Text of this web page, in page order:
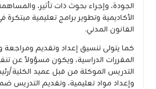
الجودة، وإجراء بحوث ذات تأثير،
الأكاديمية وتطوير برامج تعليمية مبتكرة
القانون المدني.
كما يتولى تنسيق إعداد وتقديم
المقررات الدراسية، ويكون مسؤولاً عن
التدريس الموكلة من قبل عميد الكلية/
وإعداد مواد تعليمية، وتقديم التدريس